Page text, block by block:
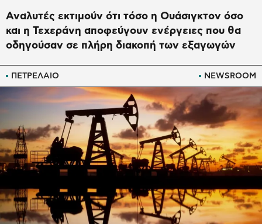
ΠΕΤΡΕΛΑΙΟ NEWSROOM
Αναλυτές εκτιμούν ότι τόσο η Ουάσιγκτον όσο
και η Τεχεράνη αποφεύγουν ενέργειες που θα
οδηγούσαν σε πλήρη διακοπή των εξαγωγών